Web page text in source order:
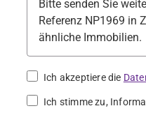
Ich akzeptiere die
Ich stimme zu,